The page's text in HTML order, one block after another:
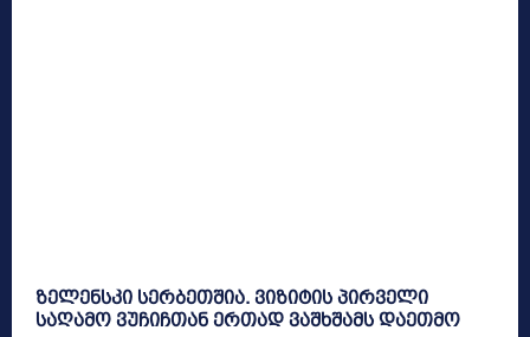
ზელენსკი სერბეთშია. ვიზიტის პირველი
საღამო ვუჩიჩთან ერთად ვაშხშამს დაეთმო